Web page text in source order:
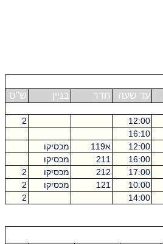
עד שעה חדר בניין ש"ס
12:00
2
16:10
12:00 א119
מכסיקו
16:00
211
מכסיקו
17:00
212 מכסיקו
2
10:00
121 מכסיקו
2
14:00
2